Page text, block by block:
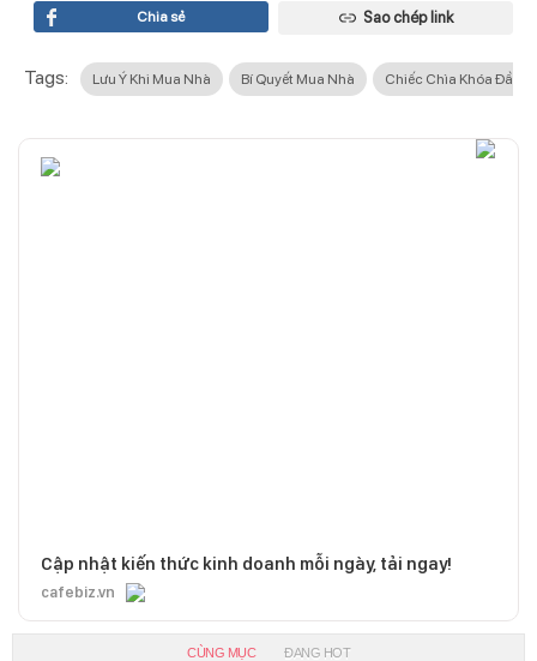
Chia sẻ Sao chép link
Tags: Lưu Ý Khi Mua Nhà Bí Quyết Mua Nhà Chiếc Chìa Khóa Đầu
Cập nhật kiến thức kinh doanh mỗi ngày, tải ngay!
cafebiz.vn
CÙNG MỤC ĐANG HOT